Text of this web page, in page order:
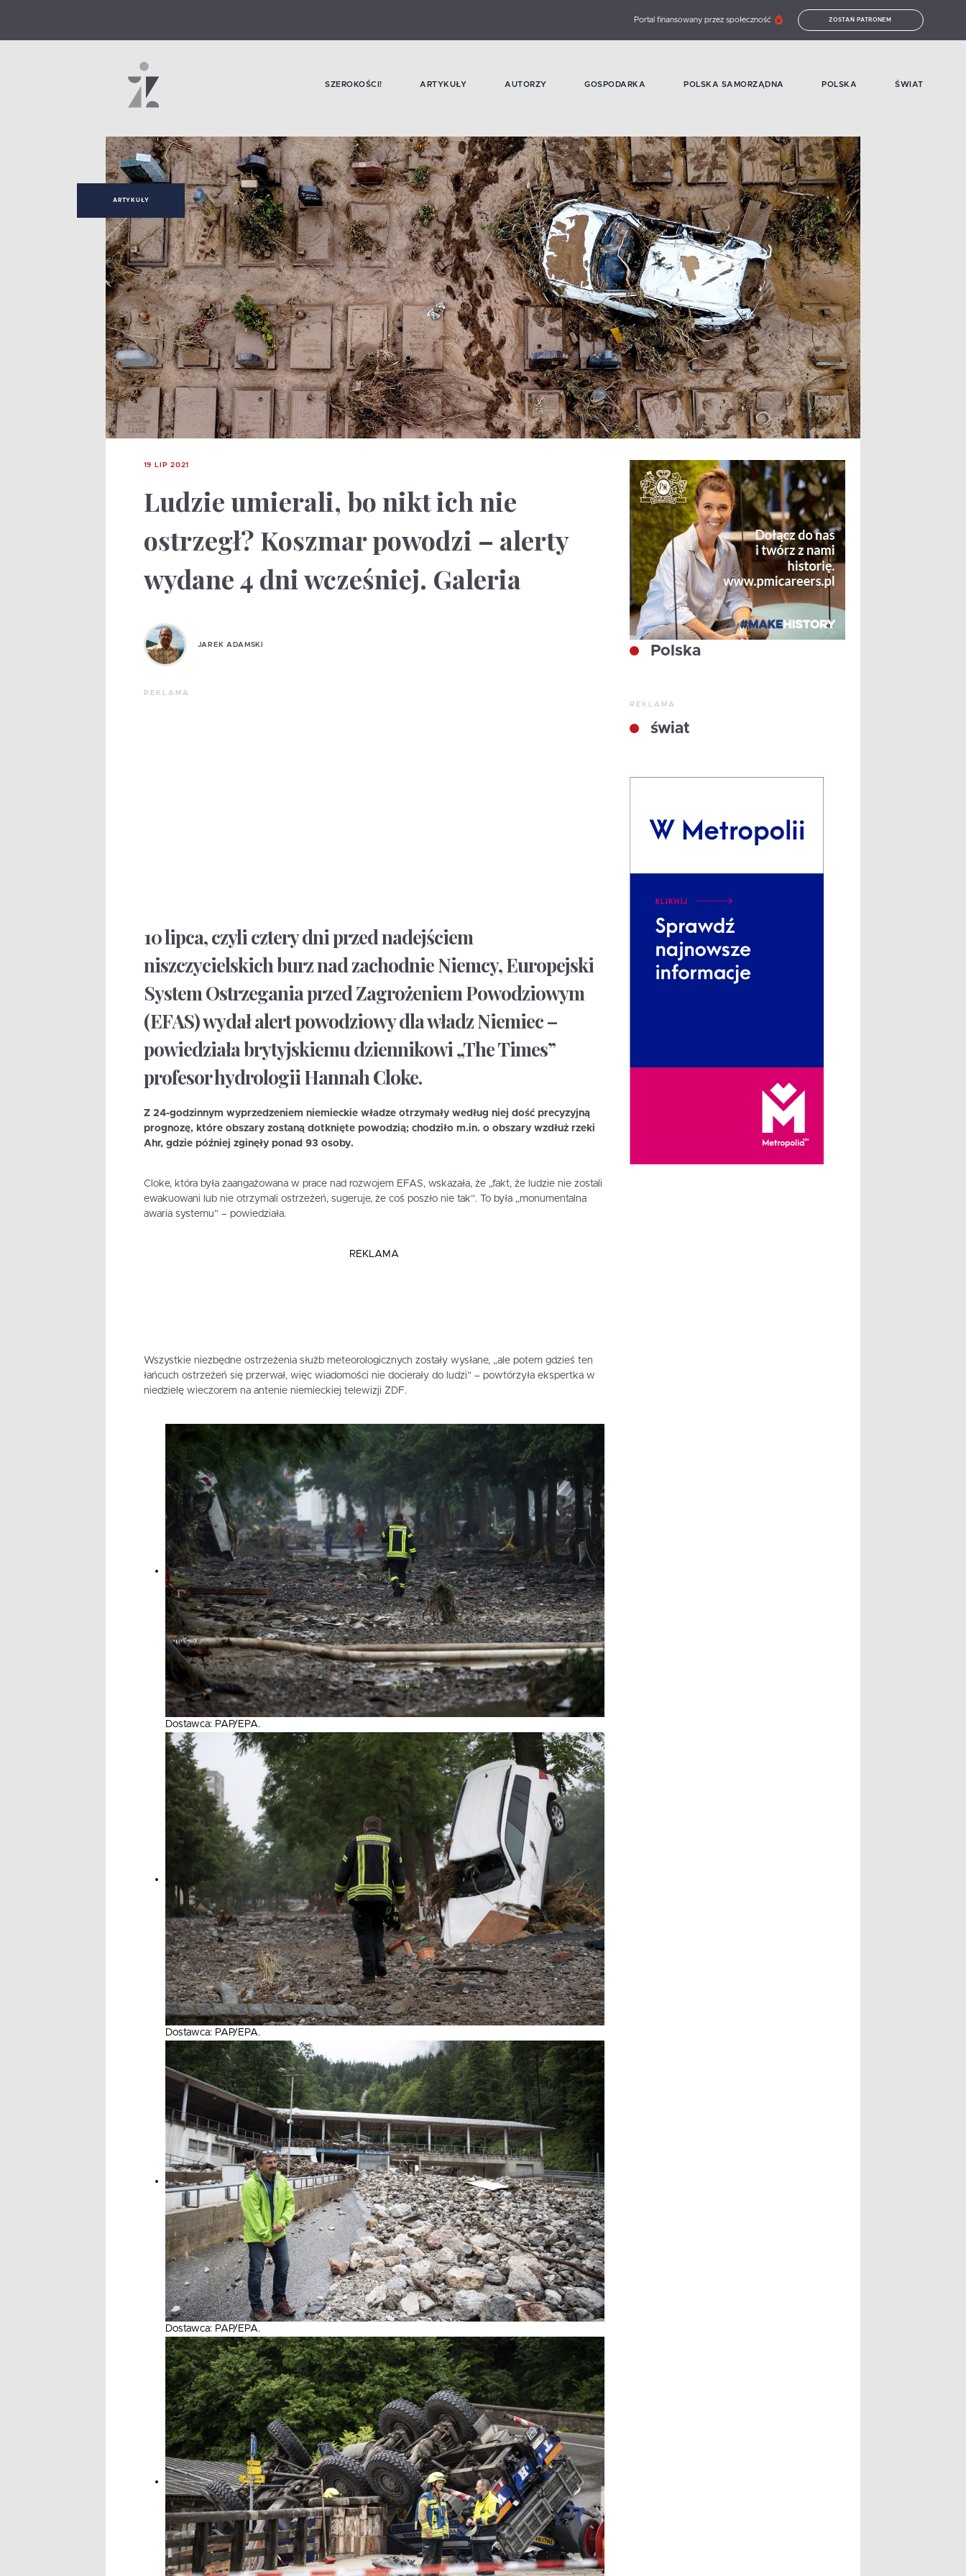
Portal finansowany przez społeczność ZOSTAŃ PATRONEM
SZEROKOŚCI! ARTYKUŁY AUTORZY GOSPODARKA POLSKA SAMORZĄDNA POLSKA ŚWIAT
ARTYKUŁY
19 LIP 2021
Ludzie umierali, bo nikt ich nie
ostrzegł? Koszmar powodzi – alerty
wydane 4 dni wcześniej. Galeria
JAREK ADAMSKI
REKLAMA
10 lipca, czyli cztery dni przed nadejściem
niszczycielskich burz nad zachodnie Niemcy, Europejski
System Ostrzegania przed Zagrożeniem Powodziowym
(EFAS) wydał alert powodziowy dla władz Niemiec –
powiedziała brytyjskiemu dziennikowi „The Times”
profesor hydrologii Hannah Cloke.
Z 24-godzinnym wyprzedzeniem niemieckie władze otrzymały według niej dość precyzyjną
prognozę, które obszary zostaną dotknięte powodzią; chodziło m.in. o obszary wzdłuż rzeki
Ahr, gdzie później zginęły ponad 93 osoby.
Cloke, która była zaangażowana w prace nad rozwojem EFAS, wskazała, że „fakt, że ludzie nie zostali
ewakuowani lub nie otrzymali ostrzeżeń, sugeruje, że coś poszło nie tak”. To była „monumentalna
awaria systemu” – powiedziała.
REKLAMA
Wszystkie niezbędne ostrzeżenia służb meteorologicznych zostały wysłane, „ale potem gdzieś ten
łańcuch ostrzeżeń się przerwał, więc wiadomości nie docierały do ludzi” – powtórzyła ekspertka w
niedzielę wieczorem na antenie niemieckiej telewizji ZDF.
Dostawca: PAP/EPA.
Dostawca: PAP/EPA.
Dostawca: PAP/EPA.
Polska
REKLAMA
świat